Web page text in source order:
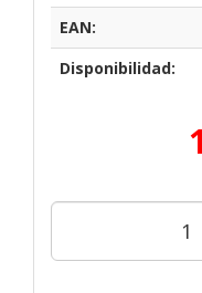
EAN:
Disponibilidad: